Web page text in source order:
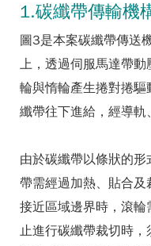
1.碳纖帶傳輸機
圖3是本案碳纖帶傳送
上，透過伺服馬達帶
輪與惰輪產生捲對捲
纖帶往下進給，經導軌
由於碳纖帶以條狀的
帶需經過加熱、貼合
接近區域邊界時，滾
止進行碳纖帶裁切時